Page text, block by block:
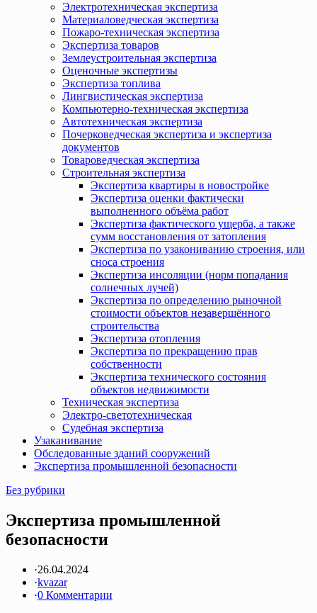
Электротехническая экспертиза
Материаловедческая экспертиза
Пожаро-техническая экспертиза
Экспертиза товаров
Землеустроительная экспертиза
Оценочные экспертизы
Экспертиза топлива
Лингвистическая экспертиза
Компьютерно-техническая экспертиза
Автотехническая экспертиза
Почерковедческая экспертиза и экспертиза
документов
Товароведческая экспертиза
Строительная экспертиза
Экспертиза квартиры в новостройке
Экспертиза оценки фактически
выполненного объёма работ
Экспертиза фактического ущерба, а также
сумм восстановления от затопления
Экспертиза по узакониванию строения, или
сноса строения
Экспертиза инсоляции (норм попадания
солнечных лучей)
Экспертиза по определению рыночной
стоимости объектов незавершённого
строительства
Экспертиза отопления
Экспертиза по прекращению прав
собственности
Экспертиза технического состояния
объектов недвижимости
Техническая экспертиза
Электро-светотехническая
Судебная экспертиза
Узаканивание
Обследованные зданий сооружений
Экспертиза промышленной безопасности
Без рубрики
Экспертиза промышленной
безопасности
·26.04.2024
·kvazar
·0 Комментарии